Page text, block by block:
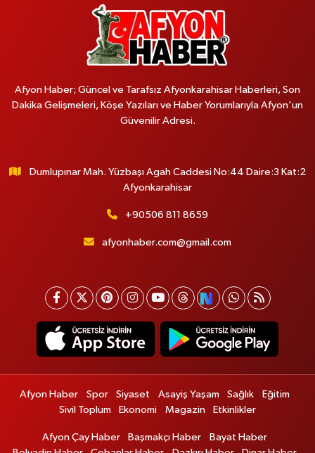
Afyon Haber; Güncel ve Tarafsız Afyonkarahisar Haberleri, Son
Dakika Gelişmeleri, Köşe Yazıları ve Haber Yorumlarıyla Afyon'un
Güvenilir Adresi.
Dumlupınar Mah. Yüzbaşı Agah Caddesi No:44 Daire:3 Kat:2
Afyonkarahisar
+90506 811 8659
afyonhaber.com@gmail.com
Afyon Haber Spor Siyaset Asayiş Yaşam Sağlık
Eğitim
Sivil Toplum
Ekonomi Magazin Etkinlikler
Afyon Çay Haber Başmakçı Haber
Bayat Haber